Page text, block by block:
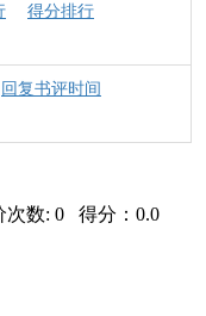
得分排行
回复书评时间
次数: 0 得分：0.0